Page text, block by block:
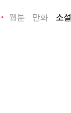
웹툰 만화 소설